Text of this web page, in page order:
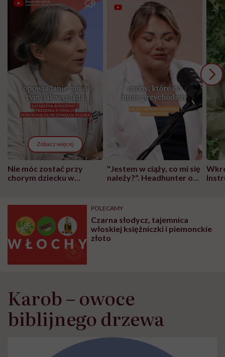
Zobacz więcej
Nie móc zostać przy
chorym dziecku w
może chyba tylko
wyobraźni"
"Jestem w ciąży, co mi się
należy?". Headhunter o
pracy
POLECAMY
Czarna słodycz, tajemnica
włoskiej księżniczki i piemonckie
złoto
Karob – owoce
biblijnego drzewa